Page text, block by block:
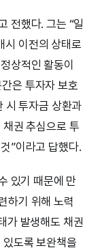
전했다. 그는 “일
시 이전의 상태로
상적인 활동이
은 투자자 보호
시 투자금 상환과
권 추심으로 투
”이라고 답했다.
있기 때문에 만
하기 위해 노력
가 발생해도 채권
도록 보완책을